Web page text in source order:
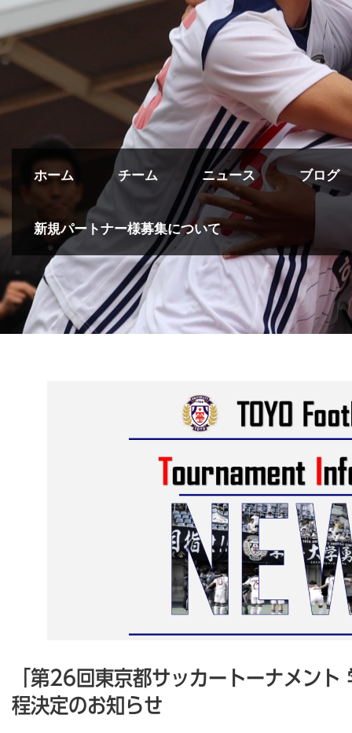
ホーム チーム ニュース ブログ
新規パートナー様募集について
「第26回東京都サッカートーナメン
程決定のお知らせ